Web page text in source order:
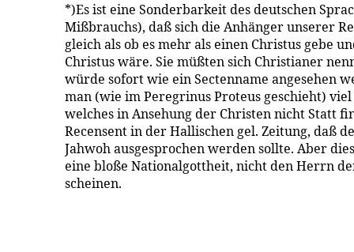
*)Es ist eine Sonderbarkeit des deutschen
Mißbrauchs), daß sich die Anhänger unserer
gleich als ob es mehr als einen Christus gebe
Christus wäre. Sie müßten sich Christianer
würde sofort wie ein Sectenname angesehen
man (wie im Peregrinus Proteus geschieht) viel
welches in Ansehung der Christen nicht Statt
Recensent in der Hallischen gel. Zeitung, daß
Jahwoh ausgesprochen werden sollte. Aber
eine bloße Nationalgottheit, nicht den Herrn
scheinen.